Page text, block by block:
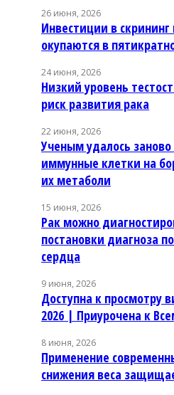
26 июня, 2026
Инвестиции в
окупаются в
24 июня, 2026
Низкий уровень
риск развития рака
22 июня, 2026
Ученым удалось
иммунные клетки на
их метаболи
15 июня, 2026
Рак можно
постановки диагноза
сердца
9 июня, 2026
Доступна к просмотру
2026 | Приурочена к
8 июня, 2026
Применение
снижения веса